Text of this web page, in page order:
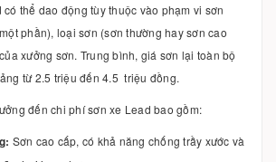
thể dao động tùy thuộc vào phạm vi sơn
phần), loại sơn (sơn thường hay sơn cao
xưởng sơn. Trung bình, giá sơn lại toàn bộ
từ 2.5 triệu đến 4.5 triệu đồng.
đến chi phí sơn xe Lead bao gồm:
Sơn cao cấp, có khả năng chống trầy xước và